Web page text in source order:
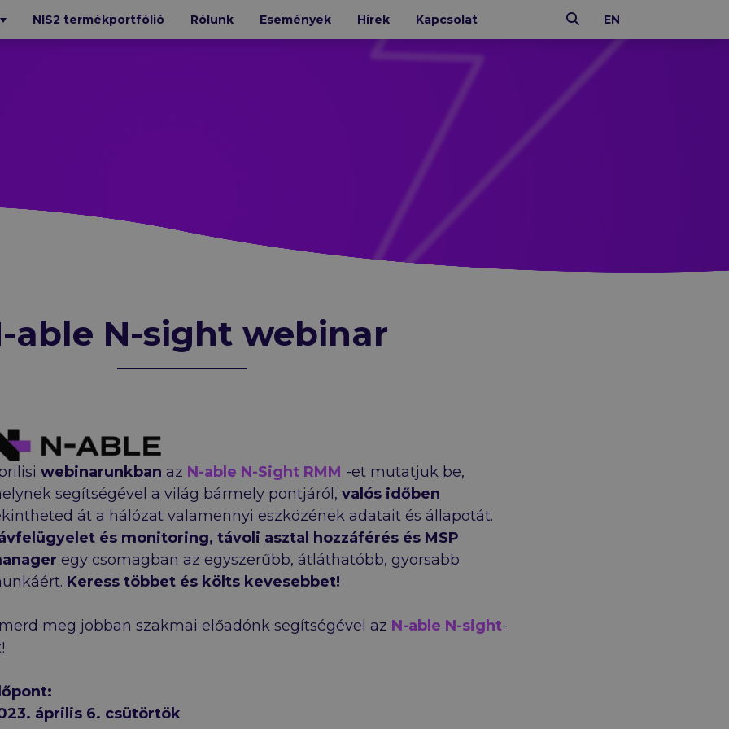
Kiteworks
NIS2 termékportfólió Rólunk Események Hírek Kapcsolat Keresés
EN
able N-sight webinar
webinar
webinarunkban az N-able N-Sight RMM -et mutatjuk be,
segítségével a világ bármely pontjáról, valós időben
át a hálózat valamennyi eszközének adatait és állapotát.
és monitoring, távoli asztal hozzáférés és MSP
egy csomagban az egyszerűbb, átláthatóbb, gyorsabb
Keress többet és költs kevesebbet!
meg jobban szakmai előadónk segítségével az N-able N-sight-
április 6. csütörtök